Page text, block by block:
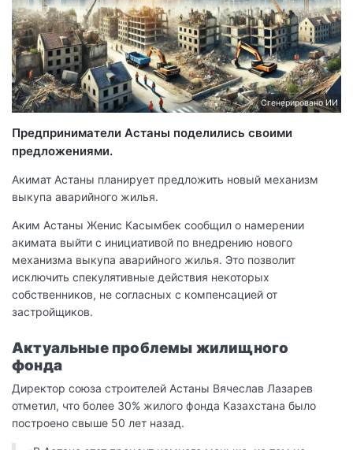
Сгенерировано ИИ
Предприниматели Астаны поделились своими
предложениями.
Акимат Астаны планирует предложить новый механизм
выкупа аварийного жилья.
Аким Астаны Женис Касымбек сообщил о намерении
акимата выйти с инициативой по внедрению нового
механизма выкупа аварийного жилья. Это позволит
исключить спекулятивные действия некоторых
собственников, не согласных с компенсацией от
застройщиков.
Актуальные проблемы жилищного
фонда
Директор союза строителей Астаны Вячеслав Лазарев
отметил, что более 30% жилого фонда Казахстана было
построено свыше 50 лет назад.